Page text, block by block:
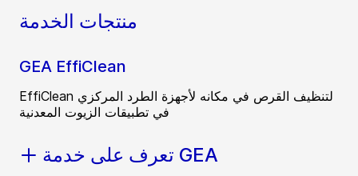
منتجات الخدمة
GEA EffiClean
EffiClean لتنظيف القرص في مكانه لأجهزة الطرد المركزي
في تطبيقات الزيوت المعدنية
تعرف على خدمة GEA